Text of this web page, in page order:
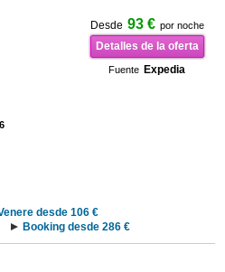
Desde 93 € por noche
Detalles de la oferta
Fuente Expedia
desde 106 €
Booking desde 286 €